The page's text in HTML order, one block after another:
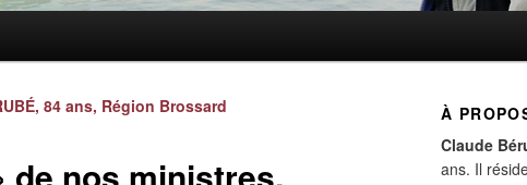
Navigation
articles
de nos ministres.
84 ans, Région Brossard
À
Claude
ans. Il